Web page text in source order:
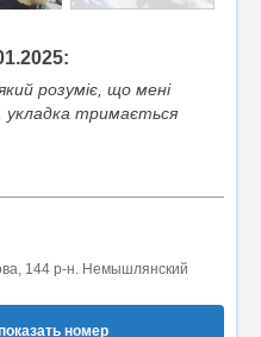
розуміє, що мені
укладка тримається
144 р-н. Немышлянский
номер